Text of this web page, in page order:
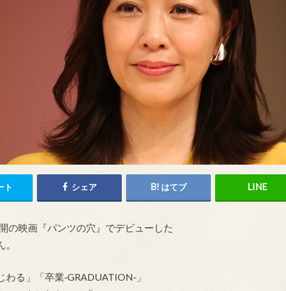
ト シェア はてブ
の映画『パンツの穴』でデビューした
わる」「卒業‐GRADUATION‐」